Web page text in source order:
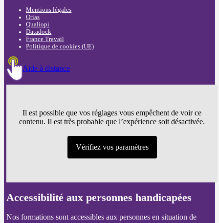
Mentions légales
Orias
Qualiopi
Datadock
France Travail
Politique de cookies (UE)
Aide à distance
Il est possible que vos réglages vous empêchent de voir ce
contenu. Il est très probable que l’expérience soit désactivée.
Vérifiez vos paramètres
Accessibilité aux personnes handicapées
Nos formations sont accessibles aux personnes en situation de